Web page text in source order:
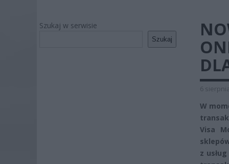
Szukaj w serwisie
Szukaj
6
W
Visa
z